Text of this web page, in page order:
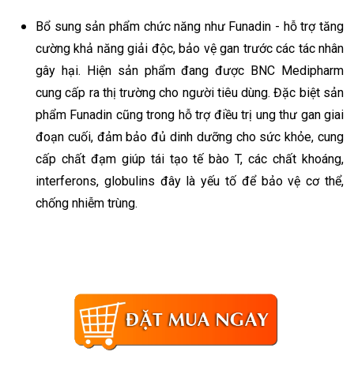
Bổ sung sản phẩm chức năng như Funadin - hỗ trợ tăng
cường khả năng giải độc, bảo vệ gan trước các tác nhân
gây hại. Hiện sản phẩm đang được BNC Medipharm
cung cấp ra thị trường cho người tiêu dùng. Đặc biệt sản
phẩm Funadin cũng trong hỗ trợ điều trị ung thư gan giai
đoạn cuối, đảm bảo đủ dinh dưỡng cho sức khỏe, cung
cấp chất đạm giúp tái tạo tế bào T, các chất khoáng,
interferons, globulins đây là yếu tố để bảo vệ cơ thể,
chống nhiễm trùng.